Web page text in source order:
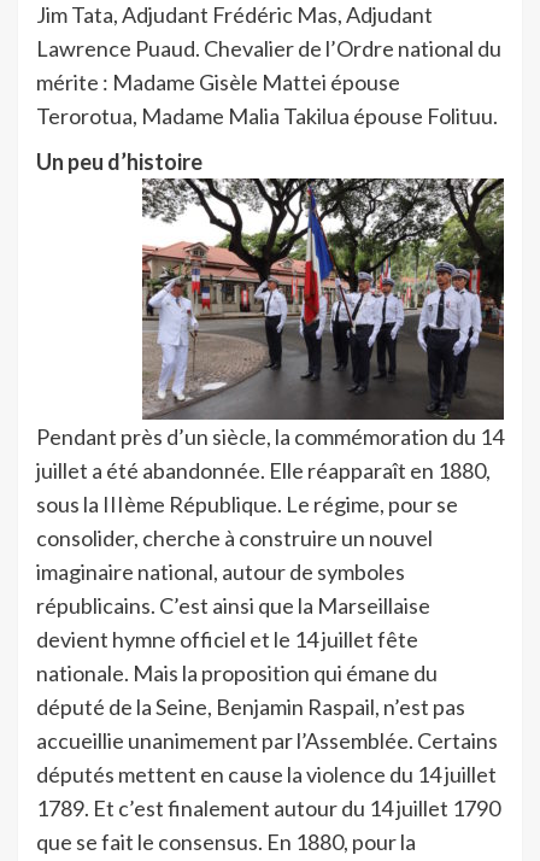
Jim Tata, Adjudant Frédéric Mas, Adjudant
Lawrence Puaud. Chevalier de l’Ordre national du
mérite : Madame Gisèle Mattei épouse
Terorotua, Madame Malia Takilua épouse Folituu.
Un peu d’histoire
Pendant près d’un siècle, la commémoration du 14
juillet a été abandonnée. Elle réapparaît en 1880,
sous la IIIème République. Le régime, pour se
consolider, cherche à construire un nouvel
imaginaire national, autour de symboles
républicains. C’est ainsi que la Marseillaise
devient hymne officiel et le 14 juillet fête
nationale. Mais la proposition qui émane du
député de la Seine, Benjamin Raspail, n’est pas
accueillie unanimement par l’Assemblée. Certains
députés mettent en cause la violence du 14 juillet
1789. Et c’est finalement autour du 14 juillet 1790
que se fait le consensus. En 1880, pour la